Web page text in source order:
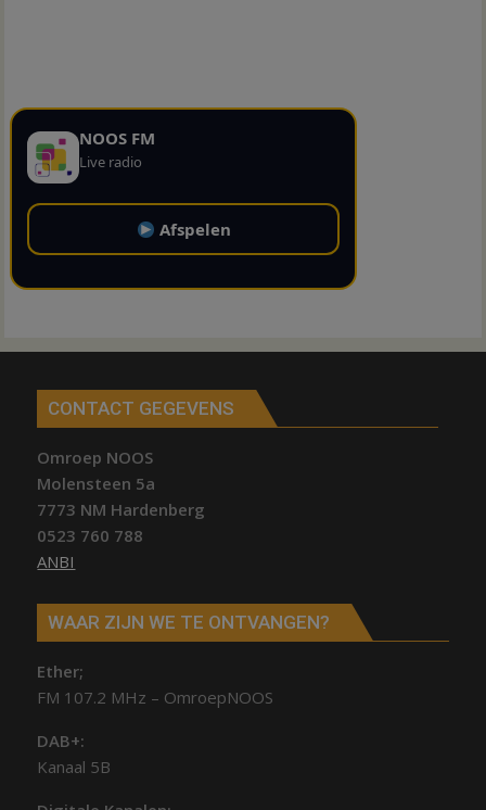
NOOS FM
Live radio
Afspelen
CONTACT GEGEVENS
Omroep NOOS
Molensteen 5a
7773 NM Hardenberg
0523 760 788
ANBI
WAAR ZIJN WE TE ONTVANGEN?
Ether;
FM 107.2 MHz – OmroepNOOS
DAB+:
Kanaal 5B